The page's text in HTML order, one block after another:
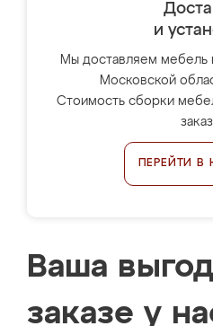
и
Мы доставляем мебель
Московской
Стоимость сборки
ПЕРЕЙТИ В
Ваша
заказе у